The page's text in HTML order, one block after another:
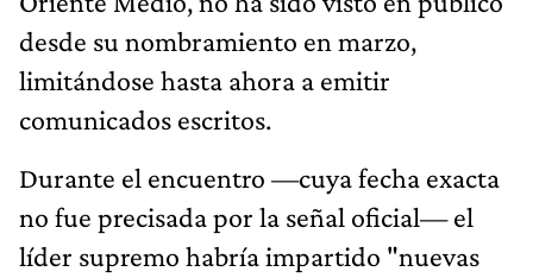
desde su nombramiento en marzo,
limitándose hasta ahora a emitir
comunicados escritos.
Durante el encuentro —cuya fecha exacta
no fue precisada por la señal oficial— el
líder supremo habría impartido "nuevas